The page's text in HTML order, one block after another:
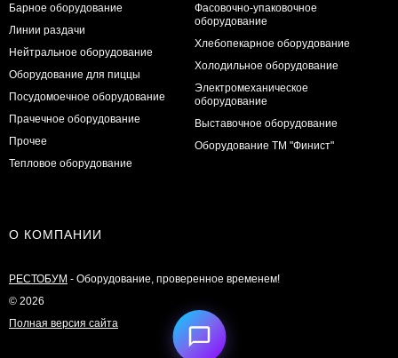
Барное оборудование
Линии раздачи
Нейтральное оборудование
Оборудование для пиццы
Посудомоечное оборудование
Прачечное оборудование
Прочее
Тепловое оборудование
Фасовочно-упаковочное
оборудование
Хлебопекарное оборудование
Холодильное оборудование
Электромеханическое
оборудование
Выставочное оборудование
Оборудование ТМ "Финист"
О КОМПАНИИ
РЕСТОБУМ - Оборудование, проверенное временем!
© 2026
Полная версия сайта